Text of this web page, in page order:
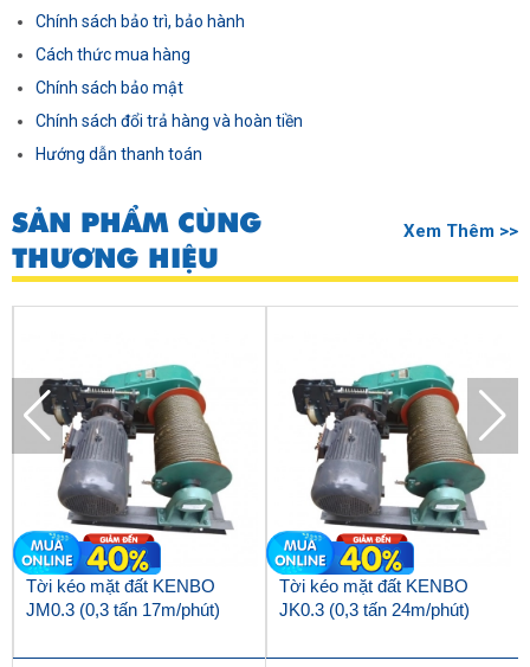
Chính sách bảo trì, bảo hành
Cách thức mua hàng
Chính sách bảo mật
Chính sách đổi trả hàng và hoàn tiền
Hướng dẫn thanh toán
SẢN PHẨM CÙNG
THƯƠNG HIỆU
Xem Thêm >>
Tời kéo mặt đất KENBO
JM0.3 (0,3 tấn 17m/phút)
Tời kéo mặt đất KENBO
JK0.3 (0,3 tấn 24m/phút)